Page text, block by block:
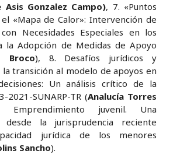
Asis Gonzalez Campo), 7. «Puntos
«Mapa de Calor»: Intervención de
Necesidades Especiales en los
la Adopción de Medidas de Apoyo
Broco), 8. Desafíos jurídicos y
transición al modelo de apoyos en
Un análisis crítico de la
2021-SUNARP-TR (Analucía Torres
juvenil. Una
desde la jurisprudencia reciente
jurídica de los menores
Sancho).